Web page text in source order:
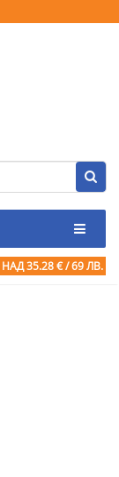
НАД 35.28 € / 69 ЛВ.